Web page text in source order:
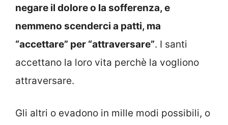
negare il dolore o la sofferenza, e
nemmeno scenderci a patti, ma
“accettare” per “attraversare”. I santi
accettano la loro vita perchè la vogliono
attraversare.
Gli altri o evadono in mille modi possibili, o